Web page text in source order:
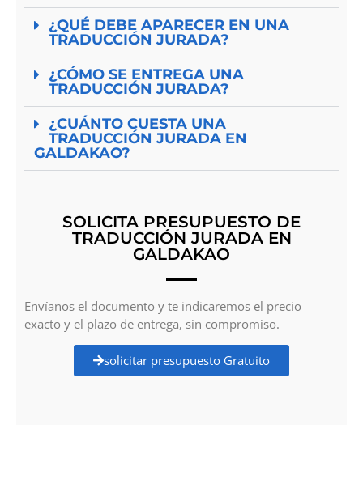
¿QUÉ DEBE APARECER EN UNA
TRADUCCIÓN JURADA?
¿CÓMO SE ENTREGA UNA
TRADUCCIÓN JURADA?
¿CUÁNTO CUESTA UNA
TRADUCCIÓN JURADA EN
GALDAKAO?
SOLICITA PRESUPUESTO DE
TRADUCCIÓN JURADA EN
GALDAKAO
Envíanos el documento y te indicaremos el precio
exacto y el plazo de entrega, sin compromiso.
solicitar presupuesto Gratuito